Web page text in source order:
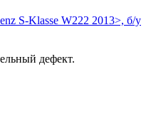
S-Klasse W222 2013>, б/у
дефект.